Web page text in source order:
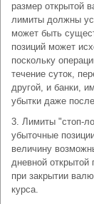
размер открытой
лимиты должны
может быть
позиций может
поскольку
течение суток,
другой, и банки,
убытки даже
3. Лимиты "стоп-
убыточные
величину
дневной открытой
при закрытии
курса.